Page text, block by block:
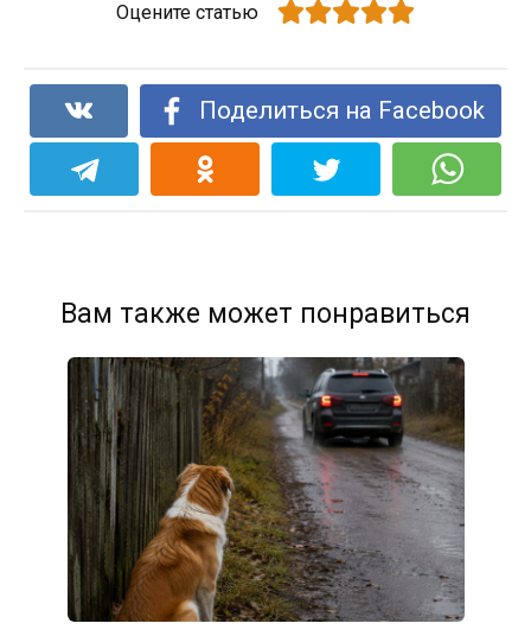
Оцените статью
Поделиться на Facebook
Вам также может понравиться